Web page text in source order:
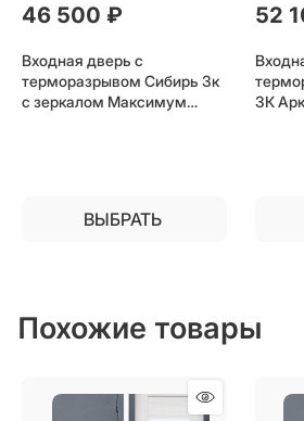
46 500 ₽
Входная дверь с
терморазрывом Сибирь 3к
с зеркалом Максимум
ВЫБРАТЬ
52
3К
Похожие товары